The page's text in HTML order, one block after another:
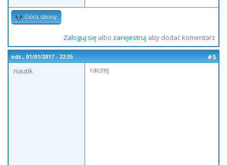
Góra strony
Zaloguj sięalbo zarejestruj aby dodać komentarz
ndz., 01/01/2017 - 22:35
#5
nautik
raczej